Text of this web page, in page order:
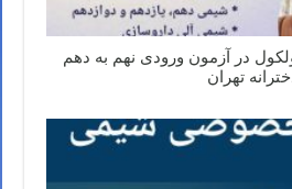
در آزمون ورودی نهم به دهم
تهران